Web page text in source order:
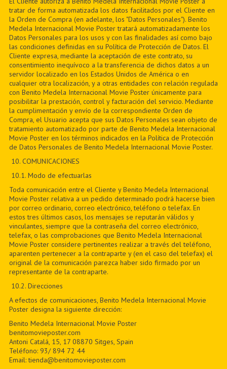
tratar de forma automatizada los datos facilitados por el Cliente en
la Orden de Compra (en adelante, los "Datos Personales"). Benito
Medela Internacional Movie Poster tratará automatizadamente los
Datos Personales para los usos y con las finalidades así como bajo
las condiciones definidas en su Política de Protección de Datos. El
Cliente expresa, mediante la aceptación de este contrato, su
consentimiento inequívoco a la transferencia de dichos datos a un
servidor localizado en los Estados Unidos de América o en
cualquier otra localización, y a otras entidades con relación regulada
con Benito Medela Internacional Movie Poster únicamente para
posibilitar la prestación, control y facturación del servicio. Mediante
la cumplimentación y envío de la correspondiente Orden de
Compra, el Usuario acepta que sus Datos Personales sean objeto de
tratamiento automatizado por parte de Benito Medela Internacional
Movie Poster en los términos indicados en la Política de Protección
de Datos Personales de Benito Medela Internacional Movie Poster.
10. COMUNICACIONES
10.1. Modo de efectuarlas
Toda comunicación entre el Cliente y Benito Medela Internacional
Movie Poster relativa a un pedido determinado podrá hacerse bien
por correo ordinario, correo electrónico, teléfono o telefax. En
estos tres últimos casos, los mensajes se reputarán válidos y
vinculantes, siempre que la contraseña del correo electrónico,
telefax, o las comprobaciones que Benito Medela Internacional
Movie Poster considere pertinentes realizar a través del teléfono,
aparenten pertenecer a la contraparte y (en el caso del telefax) el
original de la comunicación parezca haber sido firmado por un
representante de la contraparte.
10.2. Direcciones
A efectos de comunicaciones, Benito Medela Internacional Movie
Poster designa la siguiente dirección:
Benito Medela Internacional Movie Poster
benitomovieposter.com
Antoni Catalá, 15, 17 08870 Sitges, Spain
Teléfono: 93/ 894 72 44
Email: tienda@benitomovieposter.com